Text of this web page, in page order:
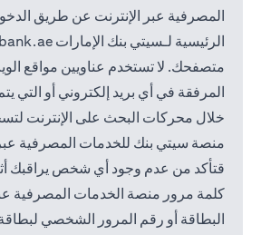
المصرفية عبر الإنترنت عن طريق
الرئيسية لـسيتي بنك الإمارات
متصفحك. لا تستخدم عناويين مواقع
المرفقة في أي بريد إلكتروني أو التي
خلال محركات البحث على الإنترنت
منصة سيتي بنك للخدمات المصرفية عبر
قتأكد من عدم وجود أي شخص يراقبك
كلمة مرور منصة الخدمات المصرفية
البطاقة أو رقم المرور الشخصي